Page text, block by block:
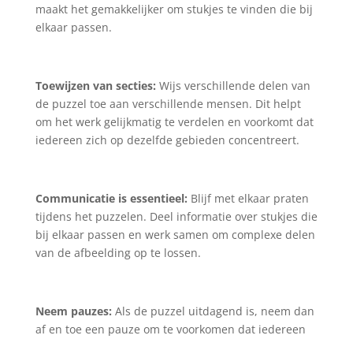
maakt het gemakkelijker om stukjes te vinden die bij
elkaar passen.
Toewijzen van secties: Wijs verschillende delen van
de puzzel toe aan verschillende mensen. Dit helpt
om het werk gelijkmatig te verdelen en voorkomt dat
iedereen zich op dezelfde gebieden concentreert.
Communicatie is essentieel: Blijf met elkaar praten
tijdens het puzzelen. Deel informatie over stukjes die
bij elkaar passen en werk samen om complexe delen
van de afbeelding op te lossen.
Neem pauzes: Als de puzzel uitdagend is, neem dan
af en toe een pauze om te voorkomen dat iedereen